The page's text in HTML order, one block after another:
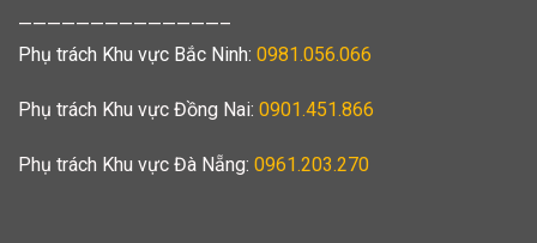
——————————————–
Phụ trách Khu vực Bắc Ninh: 0981.056.066
Phụ trách Khu vực Đồng Nai: 0901.451.866
Phụ trách Khu vực Đà Nẵng: 0961.203.270